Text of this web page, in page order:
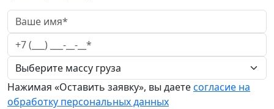
Нажимая «Оставить заявку», вы даетесогласие на
обработку персональных данных